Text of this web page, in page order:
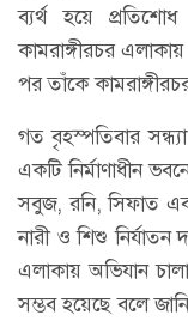
ব্যর্থ হয়ে
কামরাঙ্গীরচর এলাকায়
পর তাঁকে
গত বৃহস্পতিবার
একটি নির্মাণাধীন
সবুজ, রনি, সিফাত
নারী ও শিশু
এলাকায় অভিযান
সম্ভব হয়েছে বলে